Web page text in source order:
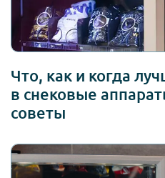
Что, как и когда
в снековые
советы